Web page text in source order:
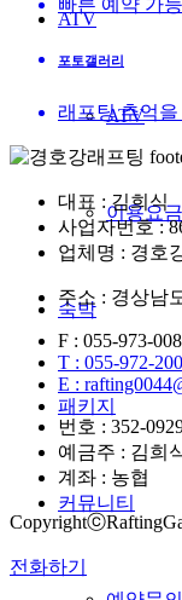
ATV
ATV
이용요금
숙박
패키지
커뮤니티
빠른 예약 가
포토갤러리
래프팅 추억
대표 : 김희식
사업자번호 :
업체명 : 경호
주소 : 경상남
F : 055-973-
T : 055-972-
E :
번호 : 352-
예금주 : 김희
계좌 : 농협
전화하기